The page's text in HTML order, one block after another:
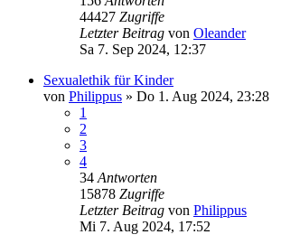
44427 Zugriffe
Letzter Beitrag von Oleander
Sa 7. Sep 2024, 12:37
Sexualethik für Kinder
von Philippus » Do 1. Aug 2024, 23:28
1
2
3
4
34 Antworten
15878 Zugriffe
Letzter Beitrag von Philippus
Mi 7. Aug 2024, 17:52